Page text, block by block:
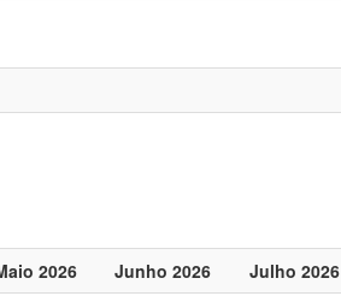
2026 Junho 2026 Julho 2026